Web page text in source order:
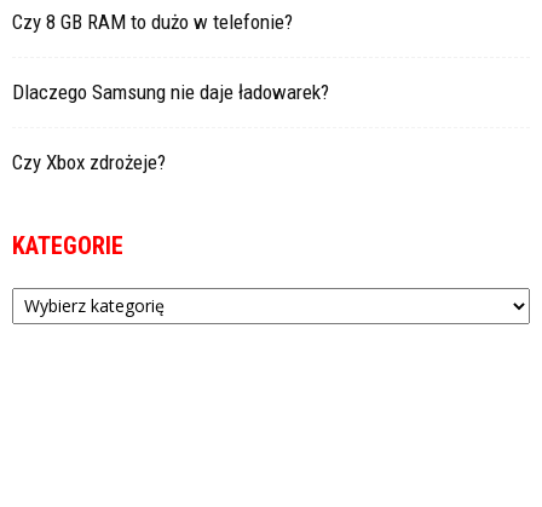
Czy 8 GB RAM to dużo w telefonie?
Dlaczego Samsung nie daje ładowarek?
Czy Xbox zdrożeje?
KATEGORIE
Kategorie